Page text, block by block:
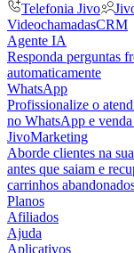
Telefonia Jivo
VideochamadasCRM
Agente IA
Responda perguntas
automaticamente
WhatsApp
Profissionalize o
no WhatsApp e
JivoMarketing
Aborde clientes na
antes que saiam e
carrinhos
Planos
Afiliados
Ajuda
Aplicativos